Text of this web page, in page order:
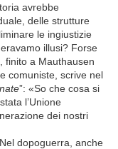
avrebbe
delle strutture
le ingiustizie
illusi? Forse
finito a Mauthausen
comuniste, scrive nel
”: «So che cosa si
l’Unione
dei nostri
dopoguerra, anche